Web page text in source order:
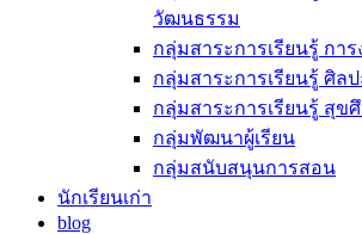
วัฒนธรรม
กลุ่มสาระการเรียนรู้ กา
กลุ่มสาระการเรียนรู้ ศิลป
กลุ่มสาระการเรียนรู้ สุข
กลุ่มพัฒนาผู้เรียน
กลุ่มสนับสนุนการสอน
นักเรียนเก่า
blog